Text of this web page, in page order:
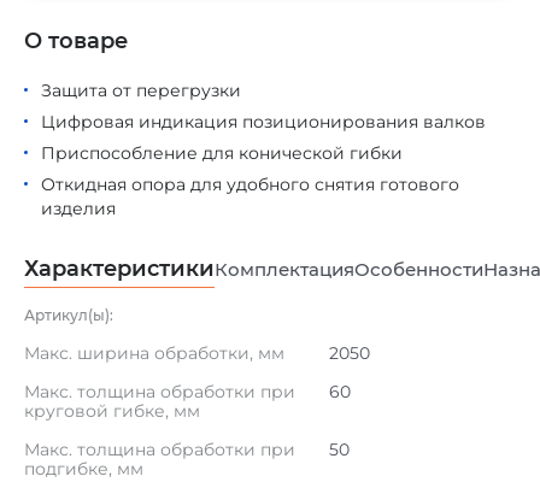
Защита от перегрузки
Цифровая индикация позиционирования валков
Приспособление для конической гибки
Откидная опора для удобного снятия готового
изделия
О товаре
ХарактеристикиКомплектацияОсобенности
Артикул(ы):
Макс. ширина обработки, мм
2050
Макс. толщина обработки при
круговой гибке, мм
60
Макс. толщина обработки при
подгибке, мм
50